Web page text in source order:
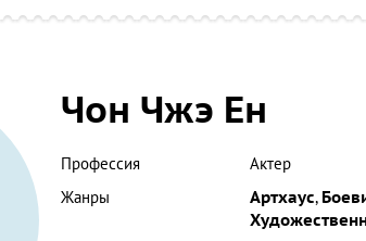
Чон Чжэ Ен
Профессия
Актер
Жанры
Артхаус,